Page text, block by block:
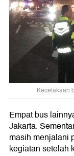
Kecelakaan
Empat bus
Jakarta.
masih menjalani
kegiatan setelah